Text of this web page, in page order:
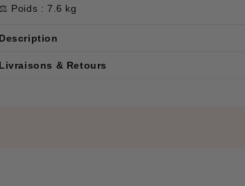
⚖️ Poids : 7.6 kg
Description
Livraisons & Retours